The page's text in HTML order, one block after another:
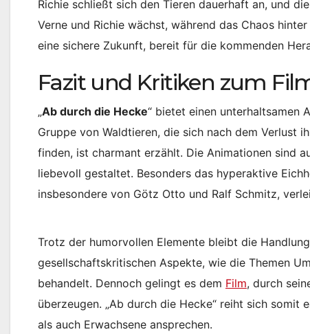
Richie schließt sich den Tieren dauerhaft an, und
Verne und Richie wächst, während das Chaos
eine sichere Zukunft, bereit für die kommenden
Fazit und Kritiken zum
„Ab durch die Hecke“ bietet einen unterhaltsamen
Gruppe von Waldtieren, die sich nach dem Verlust
finden, ist charmant erzählt. Die Animationen sind
liebevoll gestaltet. Besonders das hyperaktive
insbesondere von Götz Otto und Ralf Schmitz,
Trotz der humorvollen Elemente bleibt die
gesellschaftskritischen Aspekte, wie die Themen
behandelt. Dennoch gelingt es dem Film, durch
überzeugen. „Ab durch die Hecke“ reiht sich
als auch Erwachsene ansprechen.